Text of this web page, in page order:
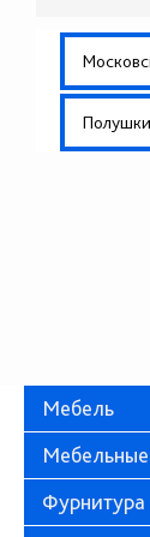
Мебель
Фурнитура